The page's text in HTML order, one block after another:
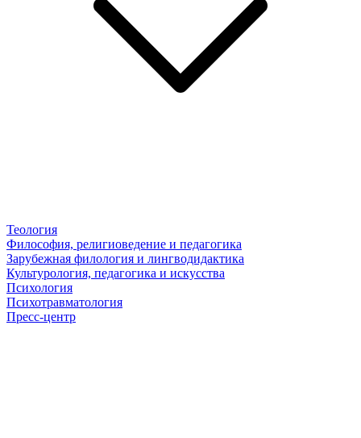
Теология
Философия, религиоведение и педагогика
Зарубежная филология и лингводидактика
Культурология, педагогика и искусства
Психология
Психотравматология
Пресс-центр